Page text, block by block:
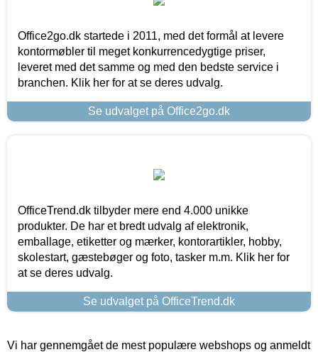
Office2go.dk startede i 2011, med det formål at levere
kontormøbler til meget konkurrencedygtige priser,
leveret med det samme og med den bedste service i
branchen. Klik her for at se deres udvalg.
Se udvalget på Office2go.dk
OfficeTrend.dk tilbyder mere end 4.000 unikke
produkter. De har et bredt udvalg af elektronik,
emballage, etiketter og mærker, kontorartikler, hobby,
skolestart, gæstebøger og foto, tasker m.m. Klik her for
at se deres udvalg.
Se udvalget på OfficeTrend.dk
Vi har gennemgået de mest populære webshops og anmeldt